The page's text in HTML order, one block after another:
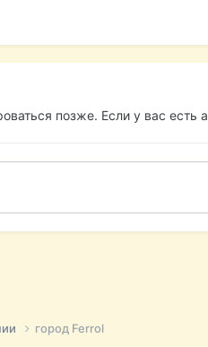
позже. Если у вас есть
город Ferrol